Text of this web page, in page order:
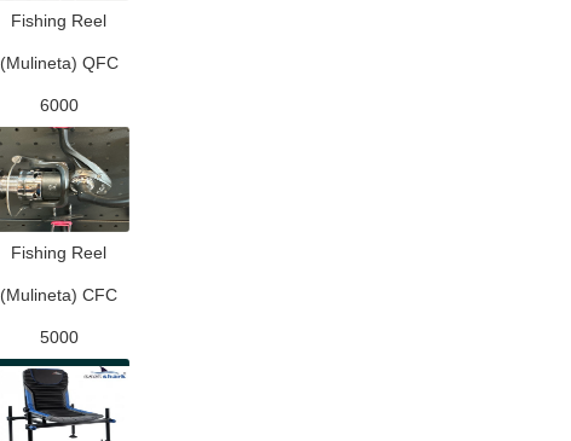
Fishing Reel
(Mulineta) QFC
6000
Fishing Reel
(Mulineta) CFC
5000